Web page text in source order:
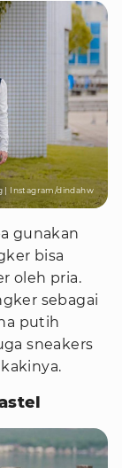
| Instagram/dindahw
gunakan
bisa
oleh pria.
sebagai
putih
sneakers